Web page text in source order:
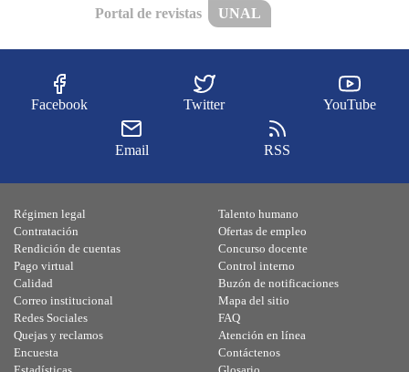
Portal de revistas UNAL
Facebook Twitter YouTube
Email RSS
Régimen legal
Contratación
Rendición de cuentas
Pago virtual
Calidad
Talento humano
Ofertas de empleo
Concurso docente
Control interno
Buzón de notificaciones
Correo institucional
Redes Sociales
Quejas y reclamos
Encuesta
Mapa del sitio
FAQ
Atención en línea
Contáctenos